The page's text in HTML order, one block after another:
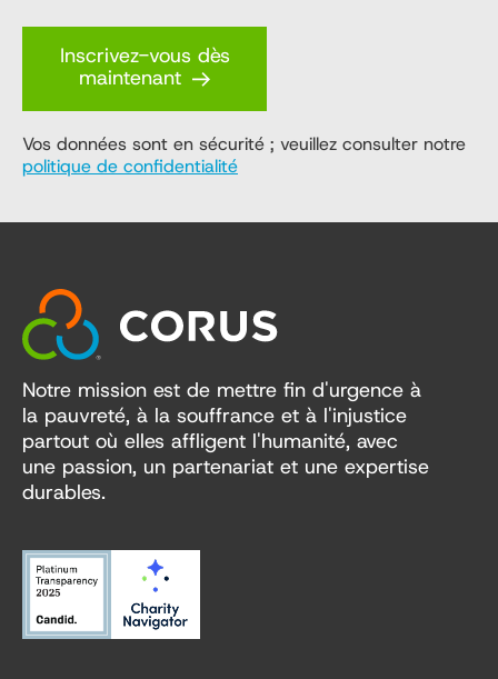
Inscrivez-vous dès
maintenant
Vos données sont en sécurité ; veuillez consulter notre
politique de confidentialité
Notre mission est de mettre fin d'urgence à
la pauvreté, à la souffrance et à l'injustice
partout où elles affligent l'humanité, avec
une passion, un partenariat et une expertise
durables.